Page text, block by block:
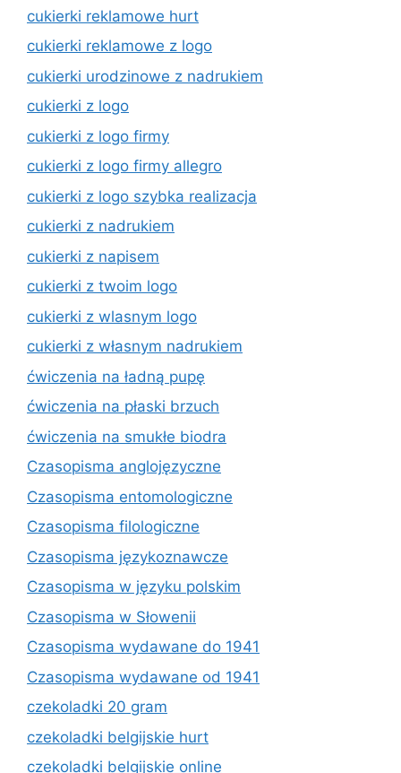
cukierki reklamowe hurt
cukierki reklamowe z logo
cukierki urodzinowe z nadrukiem
cukierki z logo
cukierki z logo firmy
cukierki z logo firmy allegro
cukierki z logo szybka realizacja
cukierki z nadrukiem
cukierki z napisem
cukierki z twoim logo
cukierki z wlasnym logo
cukierki z własnym nadrukiem
ćwiczenia na ładną pupę
ćwiczenia na płaski brzuch
ćwiczenia na smukłe biodra
Czasopisma anglojęzyczne
Czasopisma entomologiczne
Czasopisma filologiczne
Czasopisma językoznawcze
Czasopisma w języku polskim
Czasopisma w Słowenii
Czasopisma wydawane do 1941
Czasopisma wydawane od 1941
czekoladki 20 gram
czekoladki belgijskie hurt
czekoladki belgijskie online